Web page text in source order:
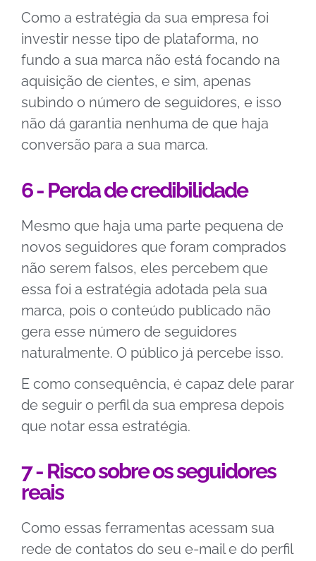
Como a estratégia da sua empresa foi
investir nesse tipo de plataforma, no
fundo a sua marca não está focando na
aquisição de cientes, e sim, apenas
subindo o número de seguidores, e isso
não dá garantia nenhuma de que haja
conversão para a sua marca.
6 - Perda de credibilidade
Mesmo que haja uma parte pequena de
novos seguidores que foram comprados
não serem falsos, eles percebem que
essa foi a estratégia adotada pela sua
marca, pois o conteúdo publicado não
gera esse número de seguidores
naturalmente. O público já percebe isso.
E como consequência, é capaz dele parar
de seguir o perfil da sua empresa depois
que notar essa estratégia.
7 - Risco sobre os seguidores
reais
Como essas ferramentas acessam sua
rede de contatos do seu e-mail e do perfil